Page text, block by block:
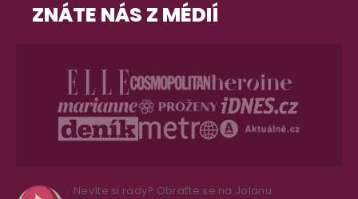
ZNÁTE NÁS Z MÉDIÍ
Nevíte si rady? Obraťte se na Jolanu